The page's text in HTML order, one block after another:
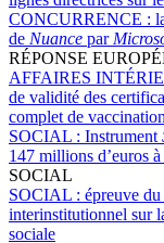
CONCURRENCE :
de Nuance par
RÉPONSE
AFFAIRES
de validité des
complet de vaccination
SOCIAL : Instrument
147 millions d’euros
SOCIAL
SOCIAL : épreuve
interinstitutionnel sur
sociale